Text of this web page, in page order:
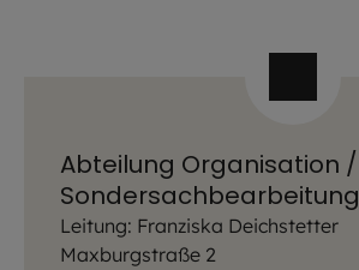
Abteilung Organisation /
Sondersachbearbeitung
Leitung: Franziska Deichstetter
Maxburgstraße 2